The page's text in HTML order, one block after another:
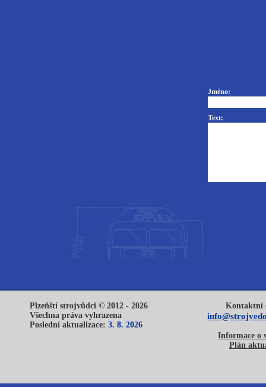
Jméno:
Text:
Plzeňští strojvůdci © 2012 - 2026
Všechna práva vyhrazena
Poslední aktualizace: 3. 8. 2026
Kontaktní
Informace o
Plán